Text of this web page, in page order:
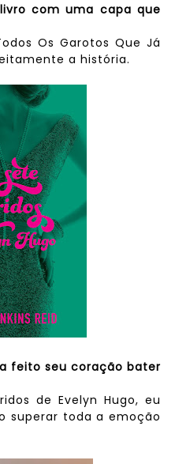
com uma capa que
Os Garotos Que Já
a história.
feito seu coração bater
de Evelyn Hugo, eu
superar toda a emoção